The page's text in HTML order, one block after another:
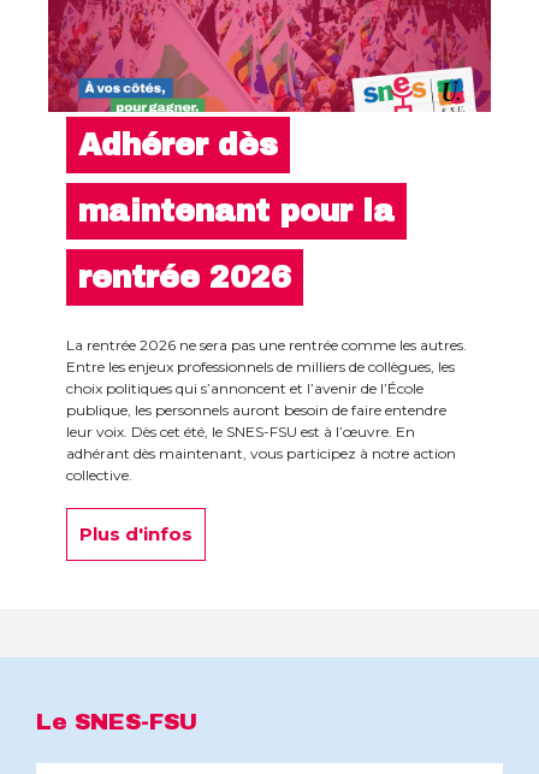
Adhérer dès
maintenant pour la
rentrée 2026
La rentrée 2026 ne sera pas une rentrée comme les autres.
Entre les enjeux professionnels de milliers de collègues, les
choix politiques qui s’annoncent et l’avenir de l’École
publique, les personnels auront besoin de faire entendre
leur voix. Dès cet été, le SNES-FSU est à l’œuvre. En
adhérant dès maintenant, vous participez à notre action
collective.
Plus d'infos
Le SNES-FSU